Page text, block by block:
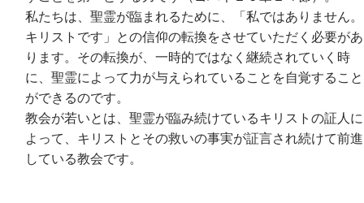
私たちは、聖霊が臨まれるために、「私ではありません。
キリストです」との信仰の転換をさせていただく必要があ
ります。その転換が、一時的ではなく継続されていく時
に、聖霊によって力が与えられていることを自覚すること
ができるのです。
教会が若いとは、聖霊が臨み続けているキリストの証人に
よって、キリストとその救いの事実が証言され続けて前進
している教会です。